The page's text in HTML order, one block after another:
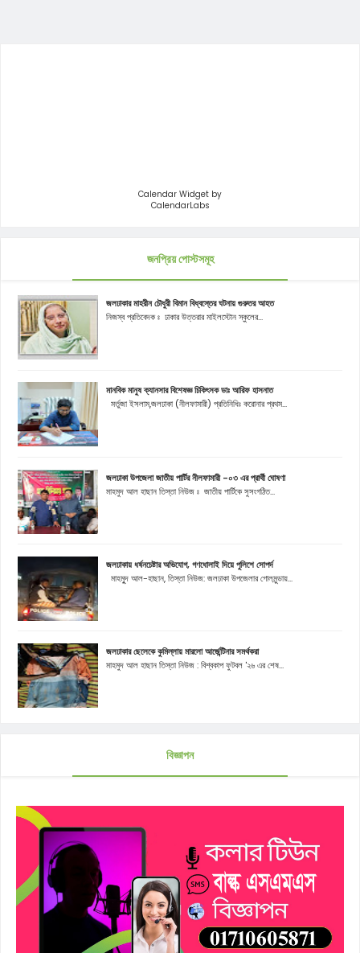
Calendar Widget by
CalendarLabs
জনপ্রিয় পোস্টসমূহ
জলঢাকার মাহরীন চৌধুরী বিমান বিধ্বস্তের ঘটনায় গুরুতর আহত
নিজস্ব প্রতিবেদক ঃ ঢাকার উত্তরার মাইলস্টোন স্কুলের...
মানবিক মানুষ ক্যানসার বিশেষজ্ঞ চিকিৎসক ডাঃ আরিফ হাসনাত
মর্তুজা ইসলাম,জলঢাকা (নীলফামারী) প্রতিনিধিঃ করোনার প্রথম...
জলঢাকা উপজেলা জাতীয় পার্টির নীলফামারী -০৩ এর প্রার্থী ঘোষণা
মাহমুদ আল হাছান তিস্তা নিউজ ঃ জাতীয় পার্টিকে সুসংগঠিত...
জলঢাকায় ধর্ষনচেষ্টার অভিযোগ, গণধোলাই দিয়ে পুলিশে সোপর্দ
মাহমুূদ আল-হাছান, তিস্তা নিউজ: জলঢাকা উপজেলার গোলমুন্ডায়...
জলঢাকার ছেলেকে কুমিল্লায় মারলো আর্জেন্টিনার সমর্থকরা
মাহমুদ আল হাছান তিস্তা নিউজ : বিশ্বকাপ ফুটবল '২৬ এর শেষ...
বিজ্ঞাপন